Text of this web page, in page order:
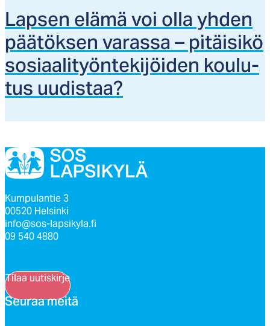
Lap­sen elä­mä voi ol­la yh­den
pää­tök­sen va­ras­sa – pi­täi­si­kö
so­siaa­li­työn­te­ki­jöi­den kou­lu­
tus uu­dis­taa?
Kumpulantie 3
00520 Helsinki
info@sos-lapsikyla.fi
09 540 4880
Tilaa uutiskirje
Seu­raa mei­tä